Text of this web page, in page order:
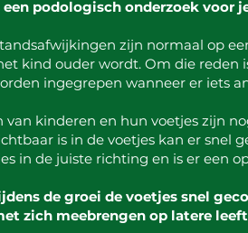
een podologisch onderzoek voor
zijn normaal op
kind ouder wordt. Om die
ingegrepen wanneer er iets
van kinderen en hun voetjes zijn
is in de voetjes kan er snel
in de juiste richting en is er een
de groei de voetjes snel
zich meebrengen op latere